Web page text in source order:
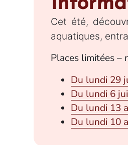
Cet été,
aquatiques,
Places limitées –
Du lundi 29
Du lundi 6
Du lundi 13
Du lundi 10